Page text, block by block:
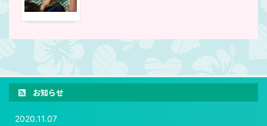
お知らせ
2020.11.07